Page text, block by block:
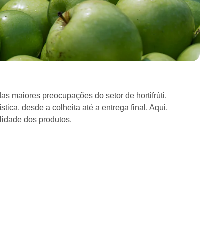
maiores preocupações do setor de hortifrúti.
desde a colheita até a entrega final. Aqui,
dos produtos.